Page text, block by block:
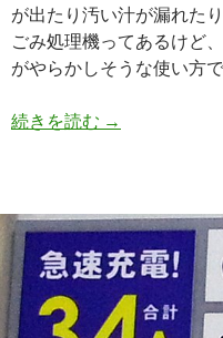
が出たり汚い汁が漏れた
ごみ処理機ってあるけど
がやらかしそうな使い方
続きを読む 【臭い汚い】
→